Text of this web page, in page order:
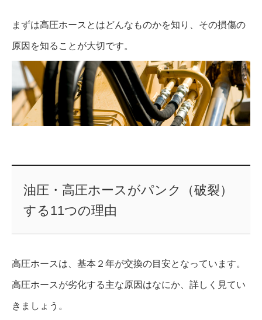
まずは高圧ホースとはどんなものかを知り、その損傷の
原因を知ることが大切です。
油圧・高圧ホースがパンク（破裂）
する11つの理由
高圧ホースは、基本２年が交換の目安となっています。
高圧ホースが劣化する主な原因はなにか、詳しく見てい
きましょう。